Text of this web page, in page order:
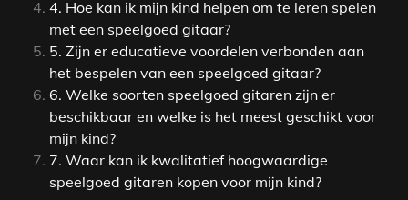
4. Hoe kan ik mijn kind helpen om te leren spelen
met een speelgoed gitaar?
5. Zijn er educatieve voordelen verbonden aan
het bespelen van een speelgoed gitaar?
6. Welke soorten speelgoed gitaren zijn er
beschikbaar en welke is het meest geschikt voor
mijn kind?
7. Waar kan ik kwalitatief hoogwaardige
speelgoed gitaren kopen voor mijn kind?